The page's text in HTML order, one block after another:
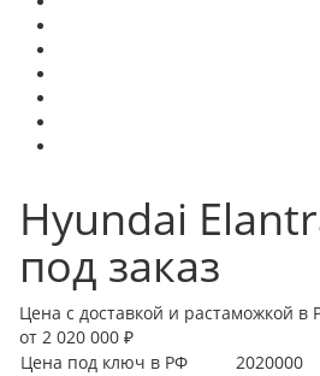
Hyundai
под заказ
Цена с доставкой и растаможкой в
от 2 020 000 ₽
Цена под ключ в РФ
2020000